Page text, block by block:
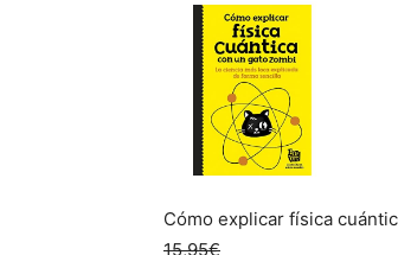
Cómo explicar física
15,95€